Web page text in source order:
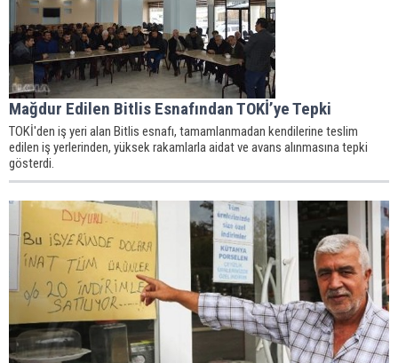
Mağdur Edilen Bitlis Esnafından TOKİ’ye Tepki
TOKİ'den iş yeri alan Bitlis esnafı, tamamlanmadan kendilerine teslim
edilen iş yerlerinden, yüksek rakamlarla aidat ve avans alınmasına tepki
gösterdi.